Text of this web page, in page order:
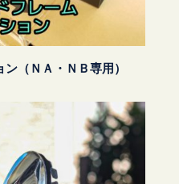
（ＮＡ・ＮＢ専用）